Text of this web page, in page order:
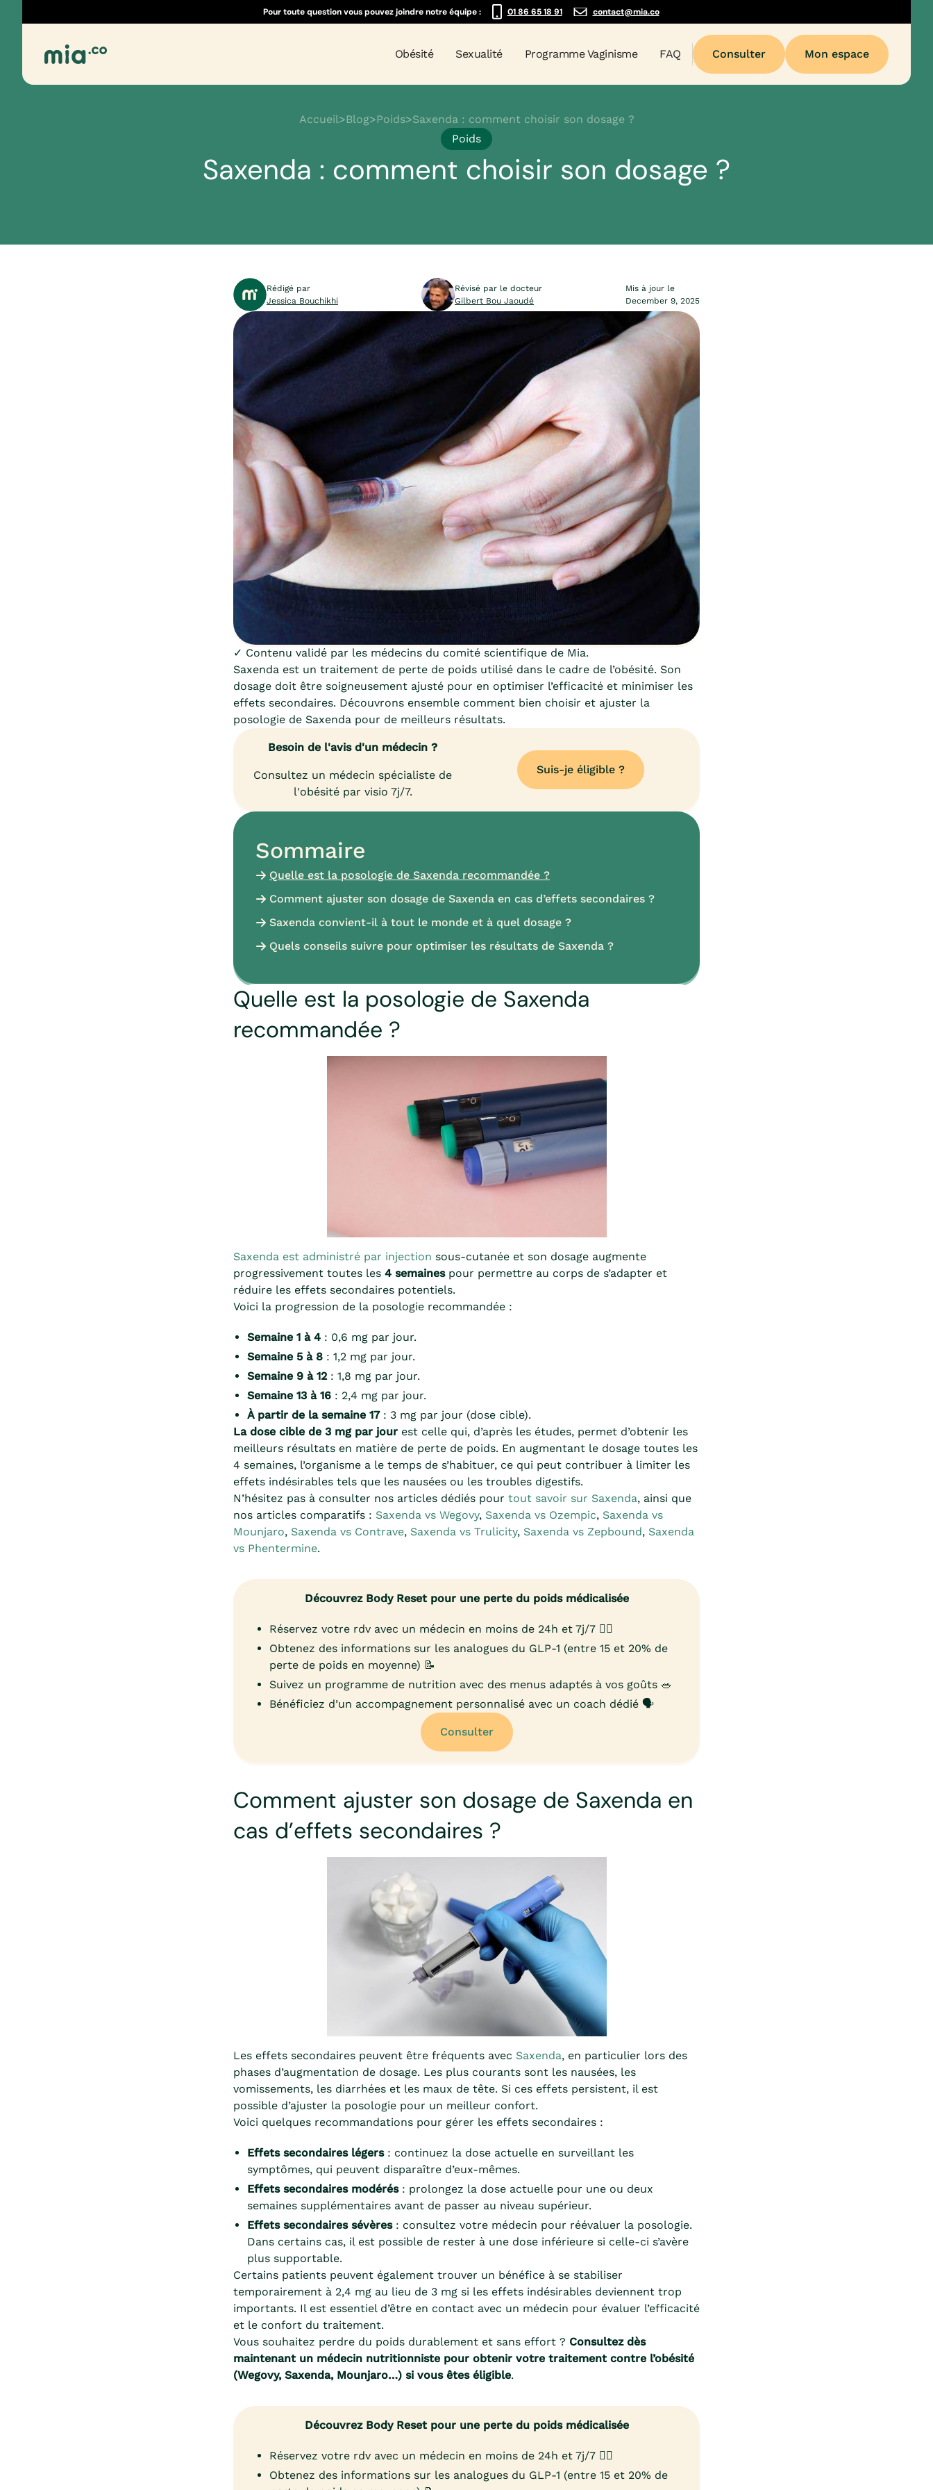
Pour toute question vous pouvez joindre notre équipe : 01 86 65 18 91 contact@mia.co
Obésité Sexualité Programme Vaginisme FAQ Consulter Mon espace
Accueil>Blog>Poids>Saxenda : comment choisir son dosage ?
Poids
Saxenda : comment choisir son dosage ?
Rédigé par
Jessica Bouchikhi
Révisé par le docteur
Gilbert Bou Jaoudé
Mis à jour le
December 9, 2025
✓ Contenu validé par les médecins du comité scientifique de Mia.
Saxenda est un traitement de perte de poids utilisé dans le cadre de l’obésité. Son
dosage doit être soigneusement ajusté pour en optimiser l’efficacité et minimiser les
effets secondaires. Découvrons ensemble comment bien choisir et ajuster la
posologie de Saxenda pour de meilleurs résultats.
Besoin de l'avis d'un médecin ?
Suis-je éligible ?
Consultez un médecin spécialiste de
l'obésité par visio 7j/7.
Sommaire
Quelle est la posologie de Saxenda recommandée ?
Comment ajuster son dosage de Saxenda en cas d’effets secondaires ?
Saxenda convient-il à tout le monde et à quel dosage ?
Quels conseils suivre pour optimiser les résultats de Saxenda ?
Quelle est la posologie de Saxenda
recommandée ?
Saxenda est administré par injection sous-cutanée et son dosage augmente
progressivement toutes les 4 semainespour permettre au corps de s’adapter et
réduire les effets secondaires potentiels.
Voici la progression de la posologie recommandée :
Semaine 1 à 4 : 0,6 mg par jour.
Semaine 5 à 8 : 1,2 mg par jour.
Semaine 9 à 12: 1,8 mg par jour.
Semaine 13 à 16 : 2,4 mg par jour.
À partir de la semaine 17: 3 mg par jour (dose cible).
La dose cible de 3 mg par jour est celle qui, d’après les études, permet d’obtenir les
meilleurs résultats en matière de perte de poids. En augmentant le dosage toutes les
4 semaines, l’organisme a le temps de s’habituer, ce qui peut contribuer à limiter les
effets indésirables tels que les nausées ou les troubles digestifs.
N’hésitez pas à consulter nos articles dédiés pour tout savoir sur Saxenda, ainsi que
nos articles comparatifs : Saxenda vs Wegovy, Saxenda vs Ozempic, Saxenda vs
Mounjaro, Saxenda vs Contrave, Saxenda vs Trulicity, Saxenda vs Zepbound, Saxenda
vs Phentermine.
Découvrez Body Reset pour une perte du poids médicalisée
Réservez votre rdv avec un médecin en moins de 24h et 7j/7 👨‍⚕️
Obtenez des informations sur les analogues du GLP-1 (entre 15 et 20% de
perte de poids en moyenne) 📝
Suivez un programme de nutrition avec des menus adaptés à vos goûts 🥗
Bénéficiez d’un accompagnement personnalisé avec un coach dédié 🗣️
Consulter
Comment ajuster son dosage de Saxenda en
cas d’effets secondaires ?
Les effets secondaires peuvent être fréquents avec Saxenda, en particulier lors des
phases d’augmentation de dosage. Les plus courants sont les nausées, les
vomissements, les diarrhées et les maux de tête. Si ces effets persistent, il est
possible d’ajuster la posologie pour un meilleur confort.
Voici quelques recommandations pour gérer les effets secondaires :
Effets secondaires légers: continuez la dose actuelle en surveillant les
symptômes, qui peuvent disparaître d’eux-mêmes.
Effets secondaires modérés: prolongez la dose actuelle pour une ou deux
semaines supplémentaires avant de passer au niveau supérieur.
Effets secondaires sévères: consultez votre médecin pour réévaluer la posologie.
Dans certains cas, il est possible de rester à une dose inférieure si celle-ci s’avère
plus supportable.
Certains patients peuvent également trouver un bénéfice à se stabiliser
temporairement à 2,4 mg au lieu de 3 mg si les effets indésirables deviennent trop
importants. Il est essentiel d’être en contact avec un médecin pour évaluer l’efficacité
et le confort du traitement.
Vous souhaitez perdre du poids durablement et sans effort ? Consultez dès
maintenant un médecin nutritionniste pour obtenir votre traitement contre l’obésité
(Wegovy, Saxenda, Mounjaro…) si vous êtes éligible.
Découvrez Body Reset pour une perte du poids médicalisée
Réservez votre rdv avec un médecin en moins de 24h et 7j/7 👨‍⚕️
Obtenez des informations sur les analogues du GLP-1 (entre 15 et 20% de